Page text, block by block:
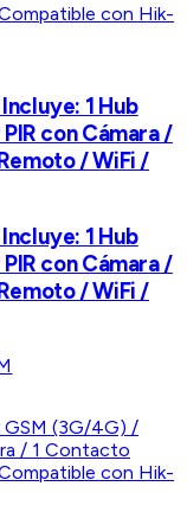
1 Hub
con Cámara /
/ WiFi /
1 Hub
con Cámara /
/ WiFi /